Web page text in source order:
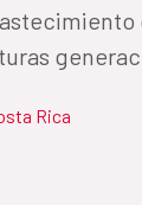
Rica